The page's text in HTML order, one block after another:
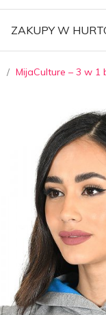
ZAKUPY W
MijaCulture – 3 w 1